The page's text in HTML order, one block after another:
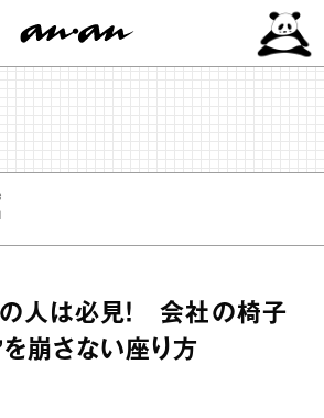
人は必見！ 会社の椅子
を崩さない座り方